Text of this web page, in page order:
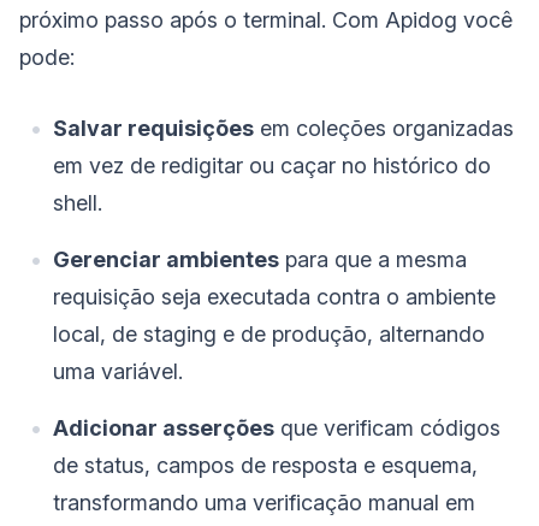
próximo passo após o terminal. Com Apidog você
pode:
Salvar requisições em coleções organizadas
em vez de redigitar ou caçar no histórico do
shell.
Gerenciar ambientes para que a mesma
requisição seja executada contra o ambiente
local, de staging e de produção, alternando
uma variável.
Adicionar asserções que verificam códigos
de status, campos de resposta e esquema,
transformando uma verificação manual em